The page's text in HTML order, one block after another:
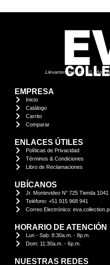
Llevamos más de 10 años
EMPRESA
Inicio
Catálogo
Carrito
Comparar
ENLACES ÚTILES
Políticas de Privacidad
Términos & Condiciones
Libro de Reclamaciones
UBÍCANOS
Jr. Montevideo N° 725 Tienda 1041
Teléfono: +51 915 968 941
Correo Electrónico:
HORARIO DE ATENCIÓN
Lun - Sab: 8:30a.m. - 8p.m.
Dom: 11:30a.m. - 6p.m.
NUESTRAS REDES